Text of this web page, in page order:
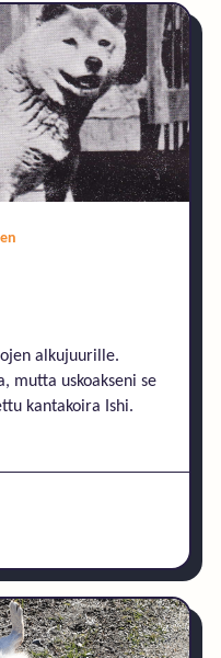
alkujuurille.
mutta uskoakseni se
kantakoira Ishi.